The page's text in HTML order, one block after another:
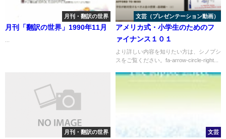
月刊・翻訳の世界
月刊「翻訳の世界」1990年11月
文芸（プレゼンテーション動画）
アメリカ式・⼩学⽣のためのフ
ァイナンス１０１
より詳しい内容を知りたい方は、シノプシ
スをご覧ください。fa-arrow-circle-right...
月刊・翻訳の世界 文芸